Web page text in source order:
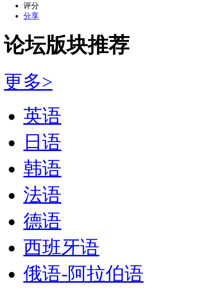
评分
分享
论坛版块推荐
更多>
英语
日语
韩语
法语
德语
西班牙语
俄语-阿拉伯语